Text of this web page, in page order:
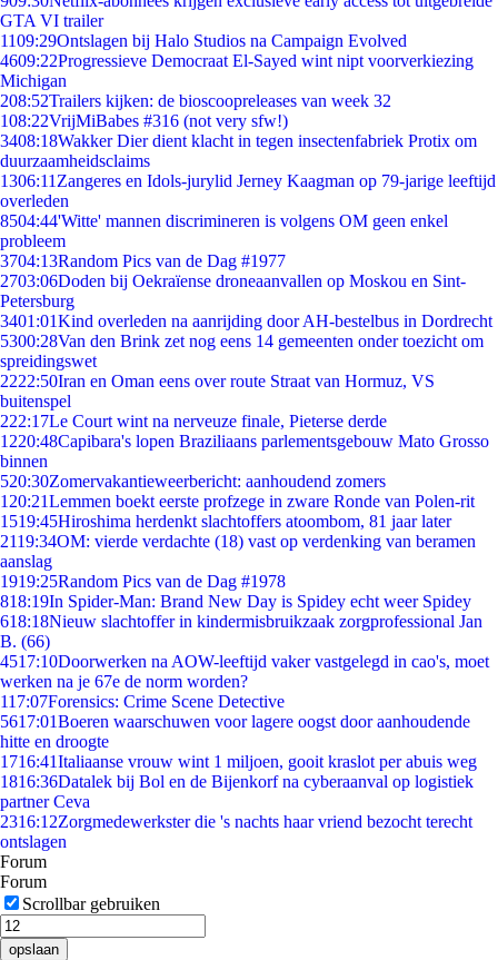
GTA VI trailer
1109:29Ontslagen bij Halo Studios na Campaign Evolved
4609:22Progressieve Democraat El-Sayed wint nipt voorverkiezing
Michigan
208:52Trailers kijken: de bioscoopreleases van week 32
108:22VrijMiBabes #316 (not very sfw!)
3408:18Wakker Dier dient klacht in tegen insectenfabriek Protix om
duurzaamheidsclaims
1306:11 Zangeres en Idols-jurylid Jerney Kaagman op 79-jarige leeftijd
overleden
8504:44'Witte' mannen discrimineren is volgens OM geen enkel
probleem
3704:13Random Pics van de Dag #1977
2703:06Doden bij Oekraïense droneaanvallen op Moskou en Sint-
Petersburg
3401:01Kind overleden na aanrijding door AH-bestelbus in Dordrecht
5300:28Van den Brink zet nog eens 14 gemeenten onder toezicht om
spreidingswet
2222:50Iran en Oman eens over route Straat van Hormuz, VS
buitenspel
222:17Le Court wint na nerveuze finale, Pieterse derde
1220:48Capibara's lopen Braziliaans parlementsgebouw Mato Grosso
binnen
520:30Zomervakantieweerbericht: aanhoudend zomers
1 20:21Lemmen boekt eerste profzege in zware Ronde van Polen-rit
1519:45Hiroshima herdenkt slachtoffers atoombom, 81 jaar later
2119:34OM: vierde verdachte (18) vast op verdenking van beramen
aanslag
1919:25Random Pics van de Dag #1978
818:19In Spider-Man: Brand New Day is Spidey echt weer Spidey
618:18Nieuw slachtoffer in kindermisbruikzaak zorgprofessional Jan
B. (66)
4517:10Doorwerken na AOW-leeftijd vaker vastgelegd in cao's, moet
werken na je 67e de norm worden?
117:07Forensics: Crime Scene Detective
5617:01Boeren waarschuwen voor lagere oogst door aanhoudende
hitte en droogte
1716:41Italiaanse vrouw wint 1 miljoen, gooit kraslot per abuis weg
1816:36Datalek bij Bol en de Bijenkorf na cyberaanval op logistiek
partner Ceva
2316:12Zorgmedewerkster die 's nachts haar vriend bezocht terecht
ontslagen
Forum
Forum
Scrollbar gebruiken
opslaan